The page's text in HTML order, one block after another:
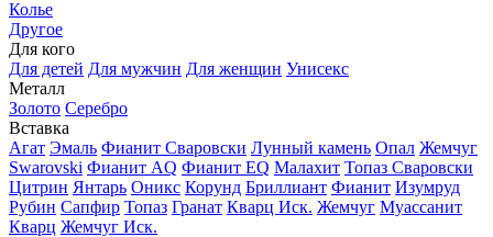
Колье
Другое
Для кого
Для детей Для мужчин Для женщин Унисекс
Металл
Золото Серебро
Вставка
Агат Эмаль Фианит Сваровски Лунный камень Опал Жемчуг
Swarovski Фианит AQ Фианит EQ Малахит Топаз Сваровски
Цитрин Янтарь Оникс Корунд Бриллиант Фианит Изумруд
Рубин Сапфир Топаз Гранат Кварц Иск. Жемчуг Муассанит
Кварц Жемчуг Иск.